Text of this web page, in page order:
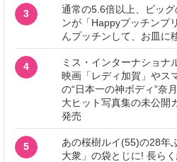
3
通常の5.6倍以上、ビッ
ンが「Happyプッチンプ
んプッチンして、お皿に
4
ミス・インターナショナ
映画「レディ加賀」やス
の“日本一の神ボディ”奈
大ヒット写真集の未公開
発売
5
あの桜樹ルイ(55)の28年
大衆」の袋とじに! 長ら